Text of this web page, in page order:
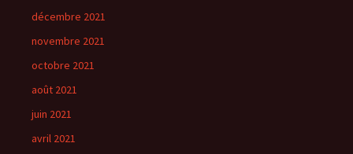
décembre 2021
novembre 2021
octobre 2021
août 2021
juin 2021
avril 2021